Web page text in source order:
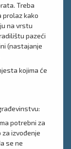
Treba
prolaz kako
na vrstu
pazeći
(nastajanje
kojima će
potrebni za
izvođenje
se ne